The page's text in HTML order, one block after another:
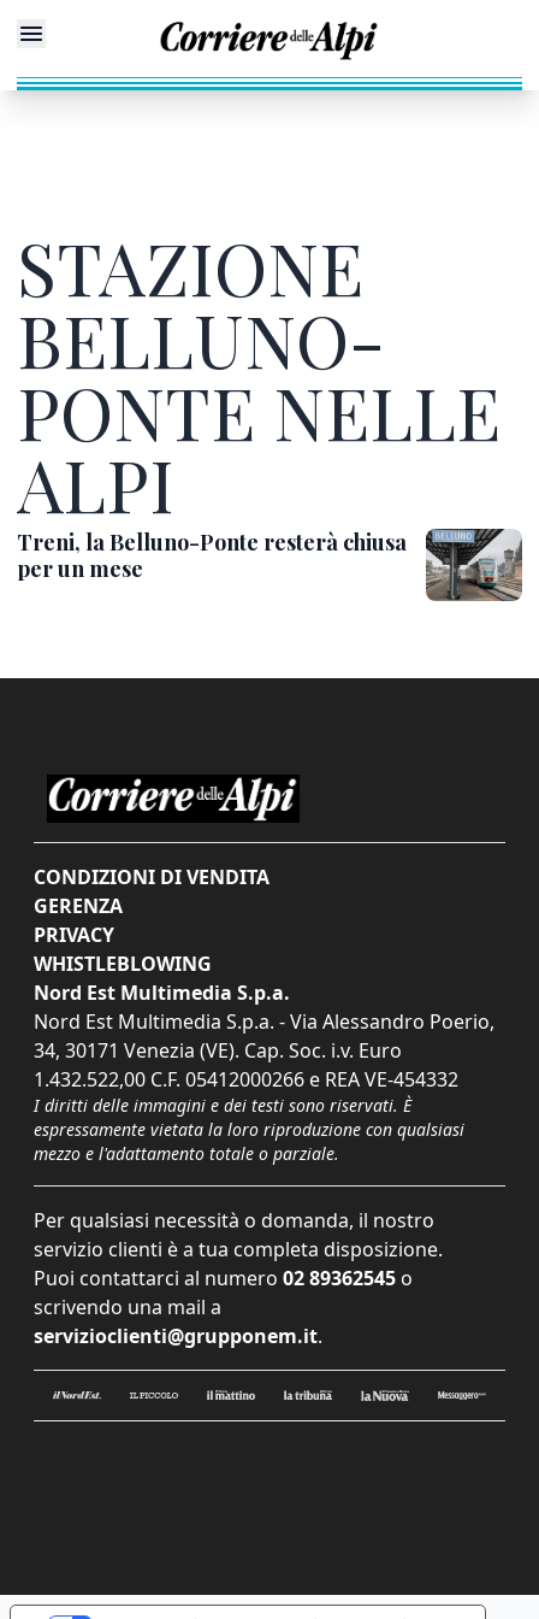
STAZIONE
BELLUNO-
PONTE NELLE
ALPI
Treni, la Belluno-Ponte resterà chiusa
per un mese
CONDIZIONI DI VENDITA
GERENZA
PRIVACY
WHISTLEBLOWING
Nord Est Multimedia S.p.a.
Nord Est Multimedia S.p.a. - Via Alessandro Poerio,
34, 30171 Venezia (VE). Cap. Soc. i.v. Euro
1.432.522,00 C.F. 05412000266 e REA VE-454332
I diritti delle immagini e dei testi sono riservati. È
espressamente vietata la loro riproduzione con qualsiasi
mezzo e l'adattamento totale o parziale.
Per qualsiasi necessità o domanda, il nostro
servizio clienti è a tua completa disposizione.
Puoi contattarci al numero 02 89362545 o
scrivendo una mail a
servizioclienti@grupponem.it.